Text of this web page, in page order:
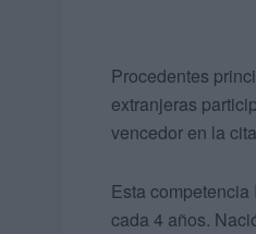
Procedentes
extranjeras
vencedor en la
Esta
cada 4 años.